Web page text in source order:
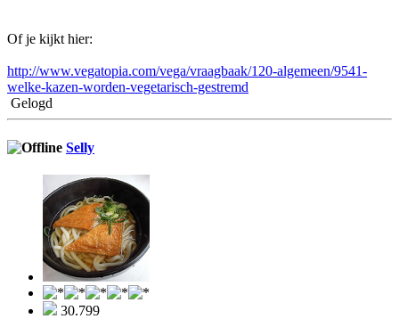
Of je kijkt hier:
http://www.vegatopia.com/vega/vraagbaak/120-algemeen/9541-
welke-kazen-worden-vegetarisch-gestremd
Gelogd
Selly
30.799